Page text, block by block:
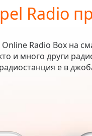
Radio
Radio Box на
и много други
е в